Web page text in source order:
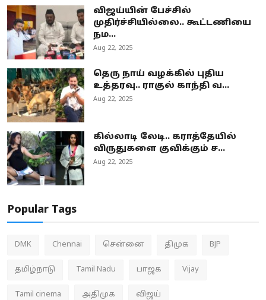
விஜய்யின் பேச்சில்
முதிர்ச்சியில்லை.. கூட்டணியை
நம...
Aug 22, 2025
தெரு நாய் வழக்கில் புதிய
உத்தரவு.. ராகுல் காந்தி வ...
Aug 22, 2025
கில்லாடி லேடி.. கராத்தேயில்
விருதுகளை குவிக்கும் ச...
Aug 22, 2025
Popular Tags
DMK Chennai சென்னை திமுக BJP
தமிழ்நாடு Tamil Nadu பாஜக Vijay
Tamil cinema அதிமுக விஜய்